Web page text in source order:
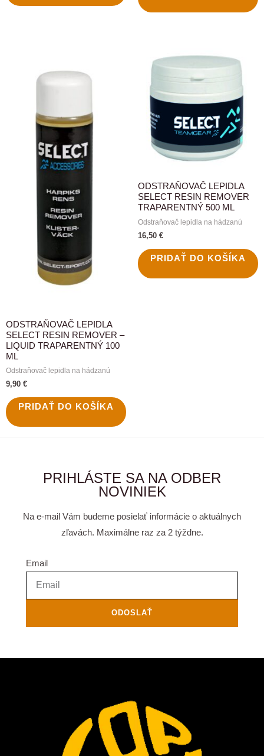
ODSTRAŇOVAČ LEPIDLA
SELECT RESIN REMOVER –
LIQUID TRAPARENTNÝ 100
ML
Odstraňovač lepidla na hádzanú
9,90 €
PRIDAŤ DO KOŠÍKA
ODSTRAŇOVAČ LEPIDLA
SELECT RESIN REMOVER
TRAPARENTNÝ 500 ML
Odstraňovač lepidla na hádzanú
16,50 €
PRIDAŤ DO KOŠÍKA
PRIHLÁSTE SA NA ODBER
NOVINIEK
Na e-mail Vám budeme posielať informácie o aktuálnych
zľavách. Maximálne raz za 2 týždne.
Email
ODOSLAŤ